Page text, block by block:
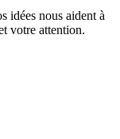
idées nous aident à
votre attention.